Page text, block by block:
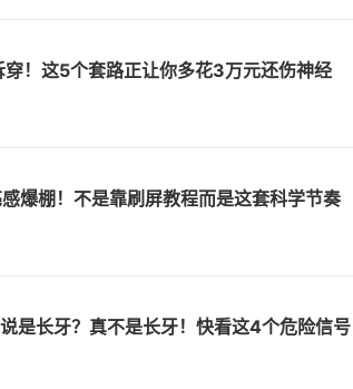
！这5个套路正让你多花3万元还伤神经
爆棚！不是靠刷屏教程而是这套科学节奏
是长牙？真不是长牙！快看这4个危险信号